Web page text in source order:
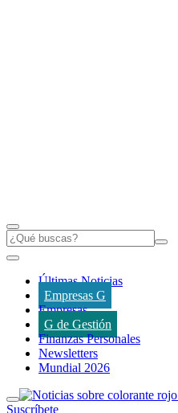
Últimas Noticias
Empresas G
Empresas
G de Gestión
Finanzas Personales
Newsletters
Mundial 2026
Suscríbete